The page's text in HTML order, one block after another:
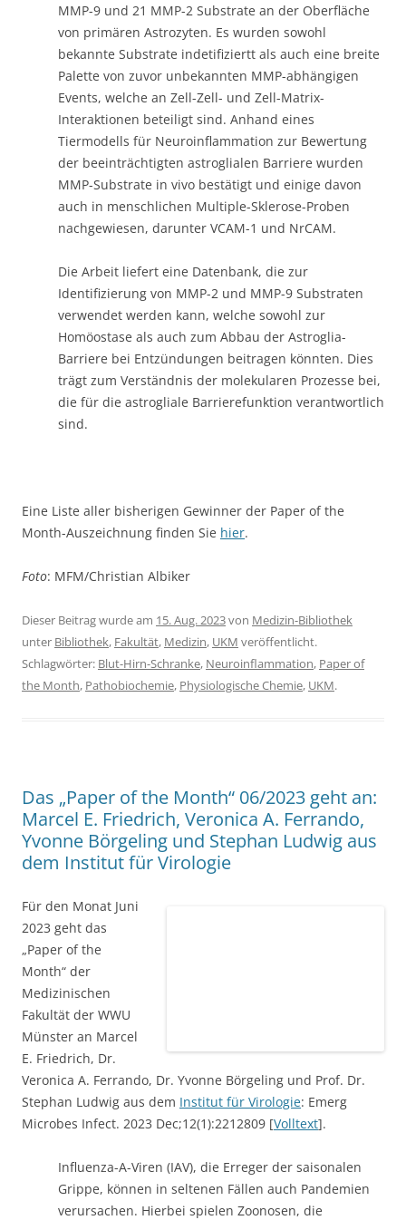
MMP-9 und 21 MMP-2 Substrate an der Oberfläche
von primären Astrozyten. Es wurden sowohl
bekannte Substrate indetifiziertt als auch eine breite
Palette von zuvor unbekannten MMP-abhängigen
Events, welche an Zell-Zell- und Zell-Matrix-
Interaktionen beteiligt sind. Anhand eines
Tiermodells für Neuroinflammation zur Bewertung
der beeinträchtigten astroglialen Barriere wurden
MMP-Substrate in vivo bestätigt und einige davon
auch in menschlichen Multiple-Sklerose-Proben
nachgewiesen, darunter VCAM-1 und NrCAM.
Die Arbeit liefert eine Datenbank, die zur
Identifizierung von MMP-2 und MMP-9 Substraten
verwendet werden kann, welche sowohl zur
Homöostase als auch zum Abbau der Astroglia-
Barriere bei Entzündungen beitragen könnten. Dies
trägt zum Verständnis der molekularen Prozesse bei,
die für die astrogliale Barrierefunktion verantwortlich
sind.
Eine Liste aller bisherigen Gewinner der Paper of the
Month-Auszeichnung finden Sie hier.
Foto: MFM/Christian Albiker
Dieser Beitrag wurde am 15. Aug. 2023von Medizin-Bibliothek
unter Bibliothek, Fakultät, Medizin, UKM veröffentlicht.
Schlagwörter: Blut-Hirn-Schranke, Neuroinflammation, Paper of
the Month, Pathobiochemie, Physiologische Chemie, UKM.
Das „Paper of the Month“ 06/2023 geht an:
Marcel E. Friedrich, Veronica A. Ferrando,
Yvonne Börgeling und Stephan Ludwig aus
dem Institut für Virologie
Für den Monat Juni
2023 geht das „Paper of the Month“ der Medizinischen
Fakultät der WWU Münster an Marcel E. Friedrich, Dr.
Veronica A. Ferrando, Dr. Yvonne Börgeling und Prof. Dr.
Stephan Ludwig aus dem
Microbes Infect. 2023 Dec;12(1):2212809 [
Influenza-A-Viren (IAV), die Erreger der saisonalen
Grippe, können in seltenen Fällen auch Pandemien
verursachen. Hierbei spielen Zoonosen, die
Übertragungen durch nicht-menschliche Wirte,
eine wichtige Rolle. Die letzte Pandemie fand 2009
statt, nach einer Übertragung von Schweinen auf
den Menschen. Trotzdem sind verlässliche